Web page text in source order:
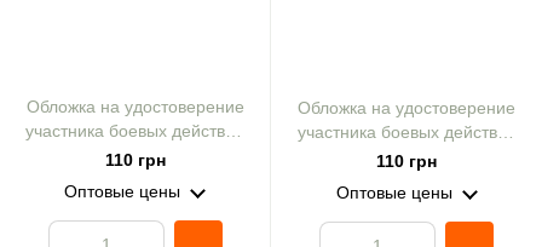
Обложка на удостоверение
участника боевых действий
"Черная серия №71" принт
110 грн
Оптовые цены
Обложка на удостоверение
участника боевых действий
"Черная серия №49" принт
110 грн
Оптовые цены